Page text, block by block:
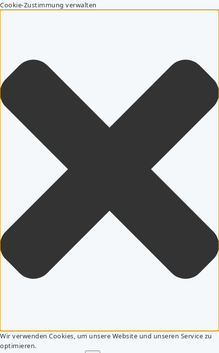
Cookie-Zustimmung verwalten
Wir verwenden Cookies, um unsere Website und unseren Service zu
optimieren.